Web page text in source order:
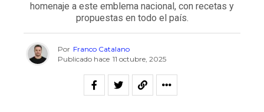
homenaje a este emblema nacional, con recetas y
propuestas en todo el país.
Por Franco Catalano
Publicado hace 11 octubre, 2025